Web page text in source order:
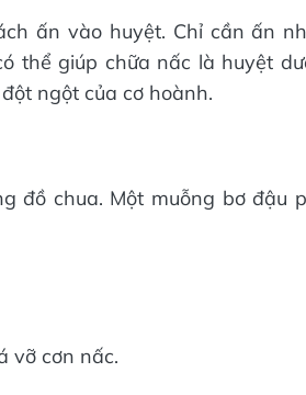
ấn vào huyệt. Chỉ cần ấn
thể giúp chữa nấc là huyệt
ngột của cơ hoành.
đồ chua. Một muỗng bơ đậu
vỡ cơn nấc.